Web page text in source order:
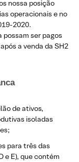
nossa posição
operacionais e no
2020.
ser pagos
a venda da SH2
de ativos,
isoladas
para três das
e E), que contém